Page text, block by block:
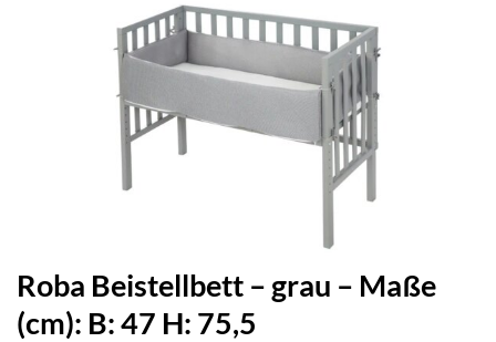
Roba Beistellbett – grau – Maße
(cm): B: 47 H: 75,5